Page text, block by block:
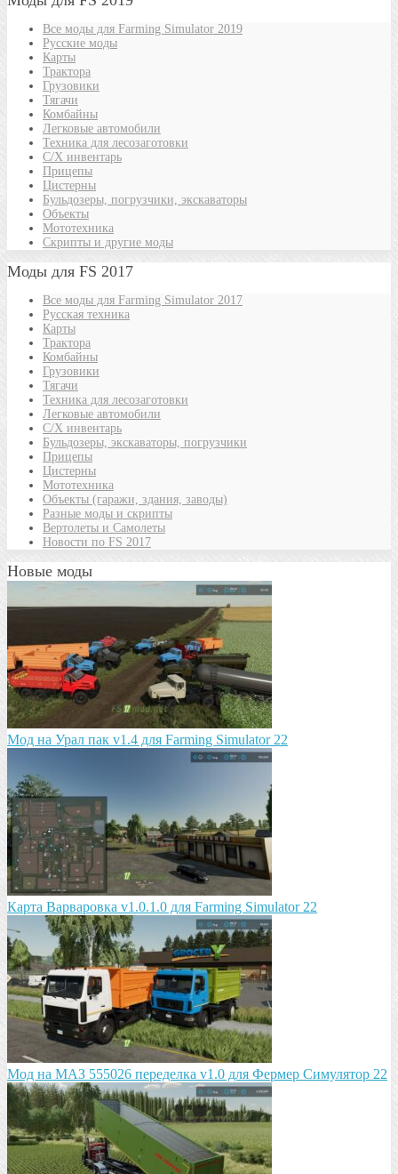
Все моды для Farming Simulator 2019
Русские моды
Карты
Трактора
Грузовики
Тягачи
Комбайны
Легковые автомобили
Техника для лесозаготовки
С/Х инвентарь
Прицепы
Цистерны
Бульдозеры, погрузчики, экскаваторы
Объекты
Мототехника
Скрипты и другие моды
Моды для FS 2017
Все моды для Farming Simulator 2017
Русская техника
Карты
Трактора
Комбайны
Грузовики
Тягачи
Техника для лесозаготовки
Легковые автомобили
С/Х инвентарь
Бульдозеры, экскаваторы, погрузчики
Прицепы
Цистерны
Мототехника
Объекты (гаражи, здания, заводы)
Разные моды и скрипты
Вертолеты и Самолеты
Новости по FS 2017
Новые моды
Мод на Урал пак v1.4 для Farming Simulator 22
Карта Варваровка v1.0.1.0 для Farming Simulator 22
Мод на МАЗ 555026 пeрeдeлка v1.0 для Фермер Симулятор 22